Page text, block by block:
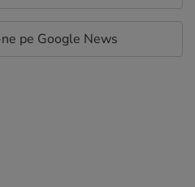
pe Google News